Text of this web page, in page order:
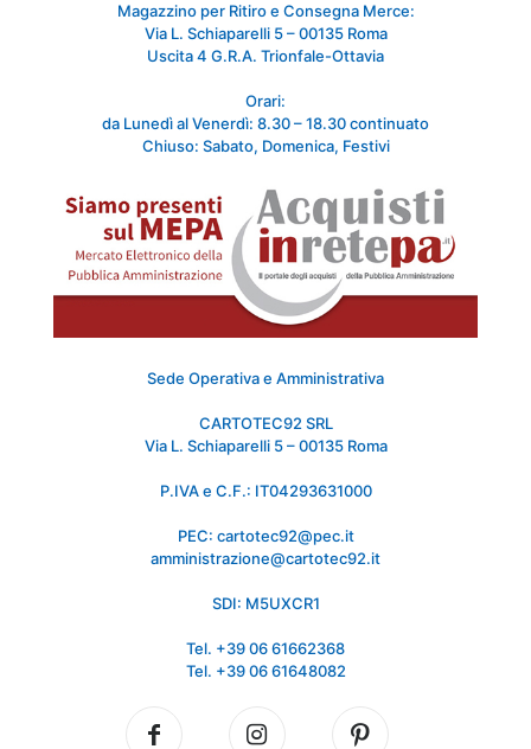
Magazzino per Ritiro e Consegna Merce:
Via L. Schiaparelli 5 – 00135 Roma
Uscita 4 G.R.A. Trionfale-Ottavia
Orari:
da Lunedì al Venerdì: 8.30 – 18.30 continuato
Chiuso: Sabato, Domenica, Festivi
Sede Operativa e Amministrativa
CARTOTEC92 SRL
Via L. Schiaparelli 5 – 00135 Roma
P.IVA e C.F.: IT04293631000
PEC: cartotec92@pec.it
amministrazione@cartotec92.it
SDI: M5UXCR1
Tel. +39 06 61662368
Tel. +39 06 61648082